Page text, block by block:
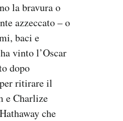
la bravura o
azzeccato – o
baci e
vinto l’Oscar
dopo
ritirare il
e Charlize
che